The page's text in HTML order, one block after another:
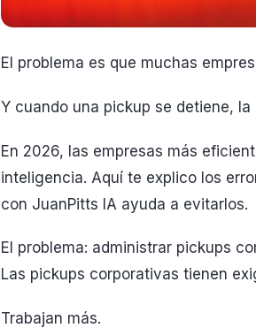
El problema es que muchas
Y cuando una pickup se detiene,
En 2026, las empresas más
inteligencia. Aquí te explico los
con JuanPitts IA ayuda a evitarlos.
El problema: administrar pickups
Las pickups corporativas tienen
Trabajan más.